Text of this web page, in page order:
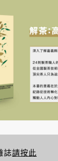
誌請按此